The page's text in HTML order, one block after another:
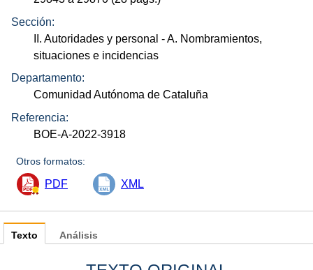
Sección:
II. Autoridades y personal - A. Nombramientos,
situaciones e incidencias
Departamento:
Comunidad Autónoma de Cataluña
Referencia:
BOE-A-2022-3918
Otros formatos:
PDF XML
Texto Análisis